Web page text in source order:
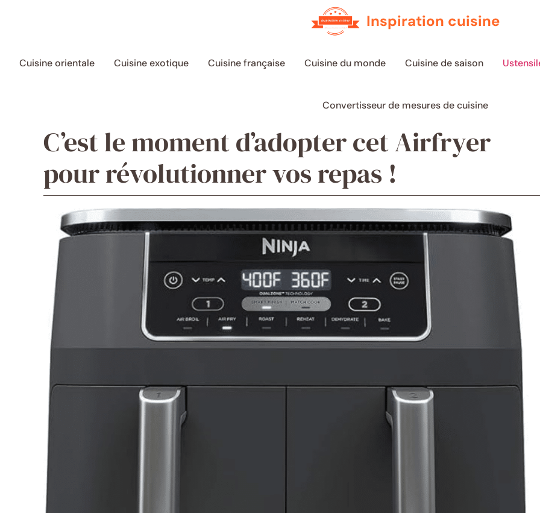
Inspiration cuisine
Cuisine orientale Cuisine exotique Cuisine française Cuisine du monde Cuisine de saison
Convertisseur de mesures de cuisine
C’est le moment d’adopter cet Airfryer
pour révolutionner vos repas !